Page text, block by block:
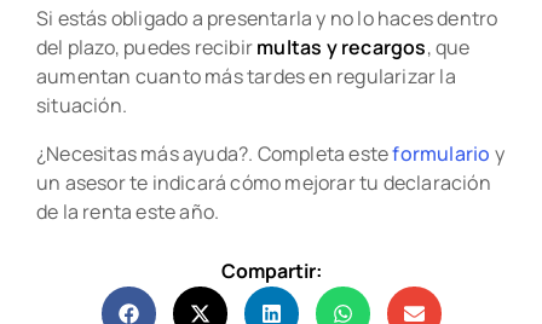
Si estás obligado a presentarla y no lo haces dentro
del plazo, puedes recibirmultas y recargos, que
aumentan cuanto más tardes en regularizar la
situación.
¿Necesitas más ayuda?. Completa esteformulario y
un asesor te indicará cómo mejorar tu declaración
de la renta este año.
Compartir: